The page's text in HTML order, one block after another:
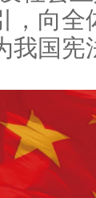
，向全
我国